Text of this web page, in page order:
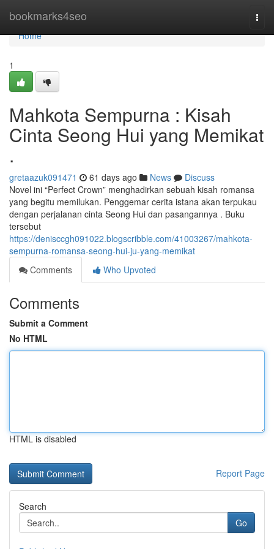
bookmarks4seo
Home
Home
1
Mahkota Sempurna : Kisah
Cinta Seong Hui yang Memikat
.
gretaazuk091471 61 days ago News
Discuss
Novel ini “Perfect Crown” menghadirkan sebuah kisah romansa
yang begitu memilukan. Penggemar cerita istana akan terpukau
dengan perjalanan cinta Seong Hui dan pasangannya . Buku
tersebut
https://denisccgh091022.blogscribble.com/41003267/mahkota-
sempurna-romansa-seong-hui-ju-yang-memikat
Comments
Who Upvoted
Comments
Submit a Comment
No HTML
HTML is disabled
Report Page
Search
Go